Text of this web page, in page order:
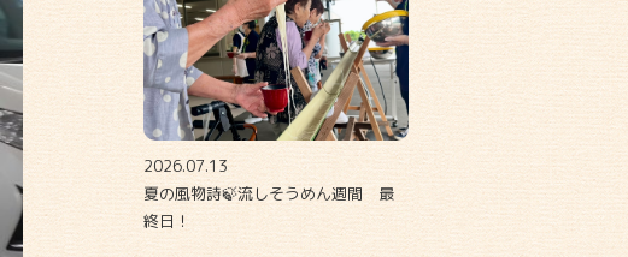
2026.07.13
夏の風物詩🍃流しそうめん週間 最
終日！